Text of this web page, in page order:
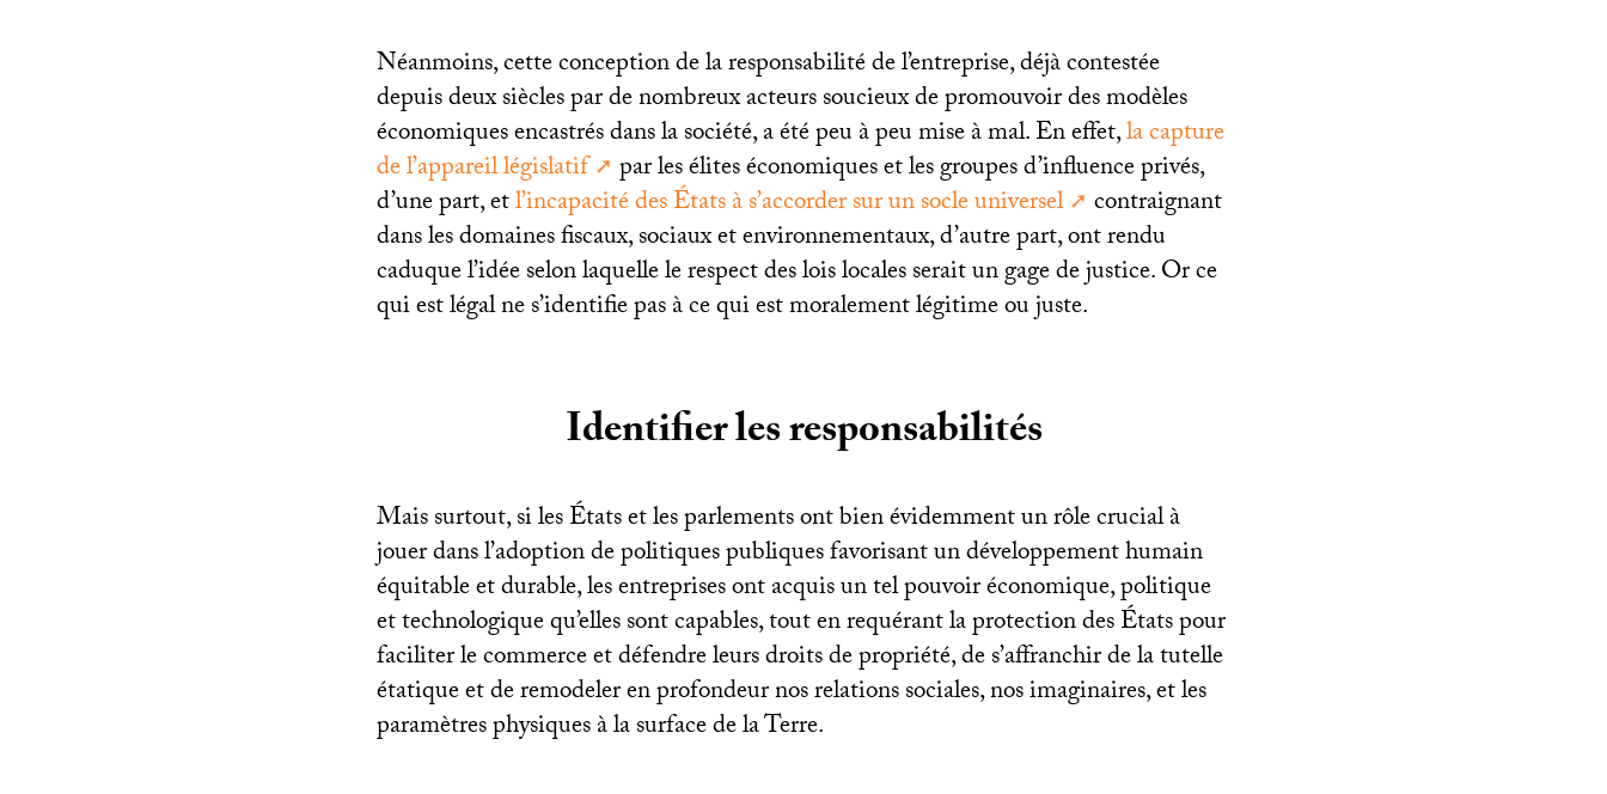
Néanmoins, cette conception de la responsabilité de l’entreprise, déjà contestée
depuis deux siècles par de nombreux acteurs soucieux de promouvoir des modèles
économiques encastrés dans la société, a été peu à peu mise à mal. En effet,la capture
de l’appareil législatif
par les élites économiques et les groupes d’influence privés,
d’une part, etl’incapacité des États à s’accorder sur un socle universel
contraignant
dans les domaines fiscaux, sociaux et environnementaux, d’autre part, ont rendu
caduque l’idée selon laquelle le respect des lois locales serait un gage de justice. Or ce
qui est légal ne s’identifie pas à ce qui est moralement légitime ou juste.
Identifier les responsabilités
Mais surtout, si les États et les parlements ont bien évidemment un rôle crucial à
jouer dans l’adoption de politiques publiques favorisant un développement humain
équitable et durable, les entreprises ont acquis un tel pouvoir économique, politique
et technologique qu’elles sont capables, tout en requérant la protection des États pour
faciliter le commerce et défendre leurs droits de propriété, de s’affranchir de la tutelle
étatique et de remodeler en profondeur nos relations sociales, nos imaginaires, et les
paramètres physiques à la surface de la Terre.